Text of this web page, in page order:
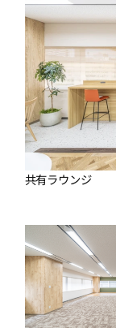
共有ラウンジ